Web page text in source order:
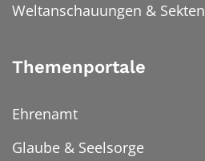
Weltanschauungen & Sekten
Themenportale
Ehrenamt
Glaube & Seelsorge